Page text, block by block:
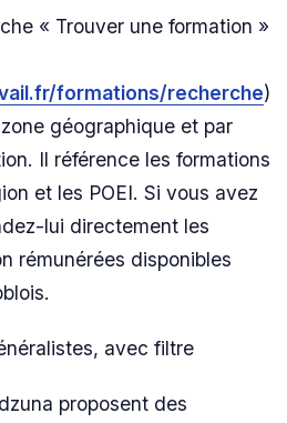
« Trouver une formation »
formations/recherche)
géographique et par
Il référence les formations
et les POEI. Si vous avez
lui directement les
rémunérées disponibles
avec filtre
proposent des